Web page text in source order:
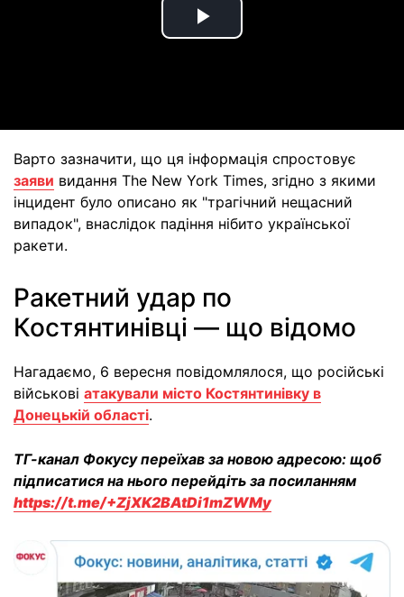
Play
Варто зазначити, що ця інформація спростовує
заяви видання The New York Times, згідно з якими
інцидент було описано як "трагічний нещасний
випадок", внаслідок падіння нібито української
ракети.
Ракетний удар по
Костянтинівці — що відомо
Нагадаємо, 6 вересня повідомлялося, що російські
військові атакували місто Костянтинівку в
Донецькій області.
ТГ-канал Фокусу переїхав за новою адресою: щоб
підписатися на нього перейдіть за посиланням
https://t.me/+ZjXK2BAtDi1mZWMy